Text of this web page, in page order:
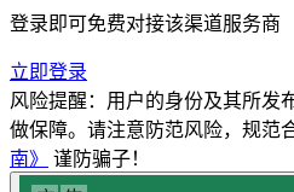
登录即可免费对接该渠道服务商
立即登录
风险提醒：用户的身份及其所发
做保障。请注意防范风险，规范
南》
谨防骗子！